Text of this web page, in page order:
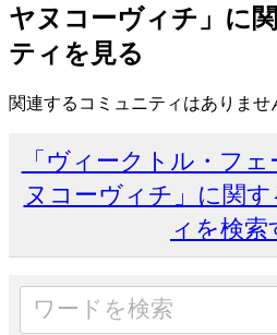
ヤヌコーヴィチ」に
ティを見る
関連するコミュニティはありませ
「ヴィークトル・フ
ヌコーヴィチ」に関
ィを検索